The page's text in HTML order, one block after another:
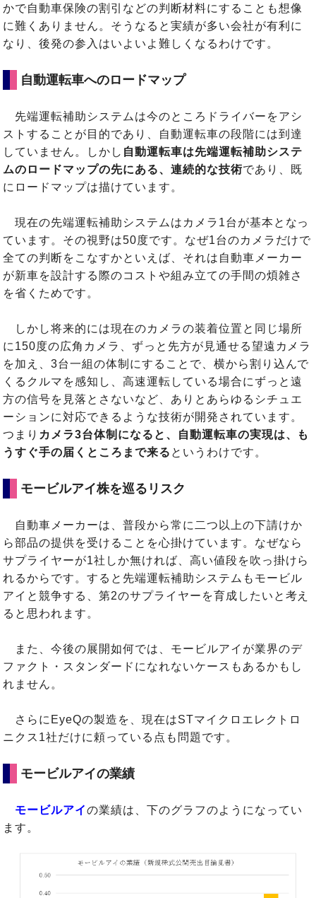
かで自動車保険の割引などの判断材料にすることも想像
に難くありません。そうなると実績が多い会社が有利に
なり、後発の参入はいよいよ難しくなるわけです。
自動運転車へのロードマップ
先端運転補助システムは今のところドライバーをアシ
ストすることが目的であり、自動運転車の段階には到達
していません。しかし 自動運転車は先端運転補助システ
ムのロードマップの先にある、連続的な技術であり、既
にロードマップは描けています。
現在の先端運転補助システムはカメラ1台が基本となっ
ています。その視野は50度です。なぜ1台のカメラだけで
全ての判断をこなすかといえば、それは自動車メーカー
が新車を設計する際のコストや組み立ての手間の煩雑さ
を省くためです。
しかし将来的には現在のカメラの装着位置と同じ場所
に150度の広角カメラ、ずっと先方が見通せる望遠カメラ
を加え、3台一組の体制にすることで、横から割り込んで
くるクルマを感知し、高速運転している場合にずっと遠
方の信号を見落とさないなど、ありとあらゆるシチュエ
ーションに対応できるような技術が開発されています。
つまり カメラ3台体制になると、自動運転車の実現は、も
うすぐ手の届くところまで来る というわけです。
モービルアイ株を巡るリスク
自動車メーカーは、普段から常に二つ以上の下請けか
ら部品の提供を受けることを心掛けています。なぜなら
サプライヤーが1社しか無ければ、高い値段を吹っ掛けら
れるからです。すると先端運転補助システムもモービル
アイと競争する、第2のサプライヤーを育成したいと考え
ると思われます。
また、今後の展開如何では、モービルアイが業界のデ
ファクト・スタンダードになれないケースもあるかもし
れません。
さらにEyeQの製造を、現在はSTマイクロエレクトロ
ニクス1社だけに頼っている点も問題です。
モービルアイの業績
モービルアイの業績は、下のグラフのようになってい
ます。